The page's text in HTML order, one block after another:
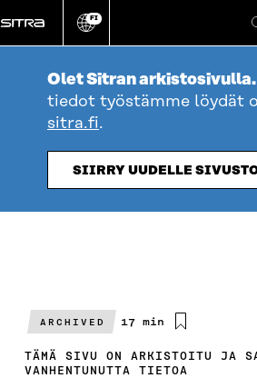
suoraan
sisältöön
Vaihda
kieli
FI
Olet Sitran arkistosivulla.
tiedot työstämme löydät
sitra.fi.
SIIRRY UUDELLE
ARCHIVED
Arvioitu
17 min
TÄMÄ SIVU ON ARKISTOITU JA
VANHENTUNUTTA TIETOA